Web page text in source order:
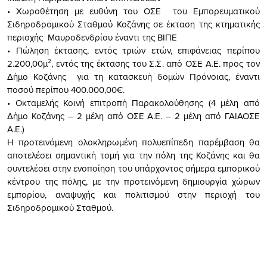
• Χωροθέτηση με ευθύνη του ΟΣΕ του Εμπορευματικού
Σιδηροδρομικού Σταθμού Κοζάνης σε έκταση της κτηματικής
περιοχής Μαυροδενδρίου έναντι της ΒΙΠΕ
• Πώληση έκτασης, εντός τριών ετών, επιφάνειας περίπου
2.200,00μ², εντός της έκτασης του Σ.Σ. από ΟΣΕ Α.Ε. προς τον
Δήμο Κοζάνης για τη κατασκευή δομών Πρόνοιας, έναντι
ποσού περίπου 400.000,00€.
• Οκταμελής Κοινή επιτροπή Παρακολούθησης (4 μέλη από
Δήμο Κοζάνης – 2 μέλη από ΟΣΕ Α.Ε. – 2 μέλη από ΓΑΙΑΟΣΕ
Α.Ε.)
Η προτεινόμενη ολοκληρωμένη πολυεπίπεδη παρέμβαση θα
αποτελέσει σημαντική τομή για την πόλη της Κοζάνης και θα
συντελέσει στην ενοποίηση του υπάρχοντος σήμερα εμπορικού
κέντρου της πόλης, με την προτεινόμενη δημιουργία χώρων
εμπορίου, αναψυχής και πολιτισμού στην περιοχή του
Σιδηροδρομικού Σταθμού.